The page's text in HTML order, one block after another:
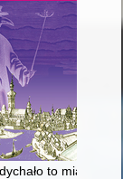
to miasto" :